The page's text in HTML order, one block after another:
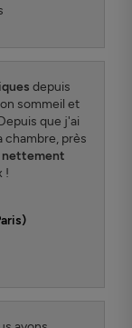
depuis
sommeil et
que j'ai
chambre, près
nettement
!